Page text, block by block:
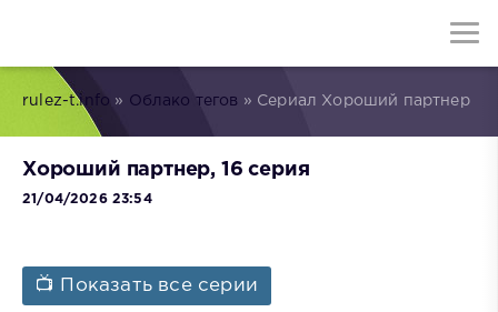
rulez-t.info » Облако тегов » Сериал Хороший партнер
Хороший партнер, 16 серия
21/04/2026 23:54
📺 Показать все серии